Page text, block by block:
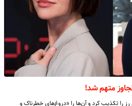
متهم شد!
را تکذیب کرد و آن‌ها را «دروغ‌های خطرناک و